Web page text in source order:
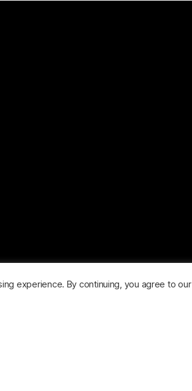
experience. By continuing, you agree to our